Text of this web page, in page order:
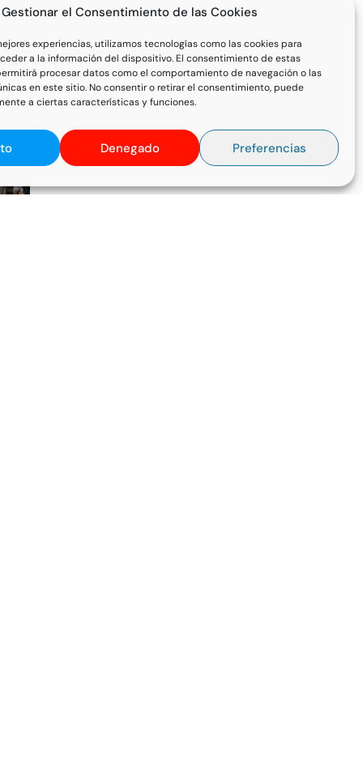
Gestionar el Consentimiento de las Cookies
experiencias, utilizamos tecnologías como las cookies para
a la información del dispositivo. El consentimiento de estas
procesar datos como el comportamiento de navegación o las
en este sitio. No consentir o retirar el consentimiento, puede
a ciertas características y funciones.
Denegado Preferencias